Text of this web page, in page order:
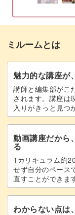
ミルームとは
魅力的な講座が
講師と編集部がこ
されます。講座は
入りがきっと見つ
動画講座だから
る
1カリキュラム約
せず自分のペース
直すことができます
わからない点は